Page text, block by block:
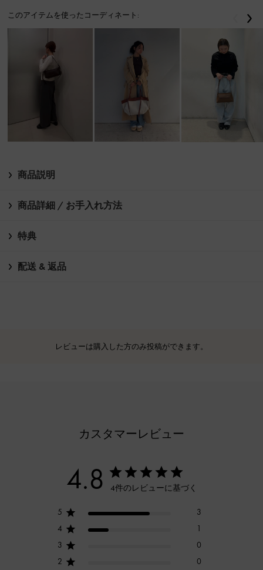
このアイテムを使ったコーディネート: 戻る
商品説明
商品詳細 / お手入れ方法
特典
配送 & 返品
レビューは購入した方のみ投稿ができます。
カスタマーレビュー
4.8 4件のレビューに基づく
5
3
4
1
3
0
2
0